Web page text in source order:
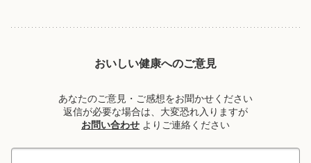
おいしい健康へのご意見
あなたのご意見・ご感想をお聞かせください
返信が必要な場合は、大変恐れ入りますが
お問い合わせ よりご連絡ください